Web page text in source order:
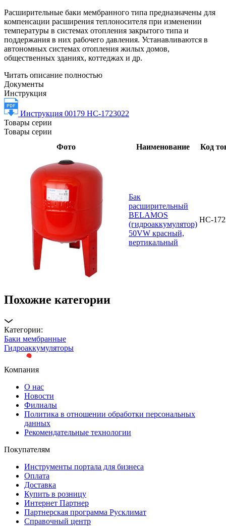
Расширительные баки мембранного типа предназначены для
компенсации расширения теплоносителя при изменении
температуры в системах отопления закрытого типа и
поддержания в них рабочего давления. Устанавливаются в
автономных системах отопления жилых домов,
общественных зданиях, коттеджах и др.
Читать описание полностью
Документы
Инструкция
Инструкция 00179 НС-1723022
Товары серии
Товары серии
Фото
Наименование Код
Бак
расширительный
BELAMOS
(гидроаккумулятор)
50VW красный,
вертикальный
НС-
Похожие категории
Категории:
Баки мембранные
Гидроаккумуляторы
Компания
О нас
Новости
Филиалы
Политика в отношении обработки персональных
данных
Рекомендательные технологии
Покупателям
Инструменты портала для бизнеса
Оплата
Доставка
Купить в розницу
Интернет Партнер
Партнерская программа Русклимат
Справочный центр